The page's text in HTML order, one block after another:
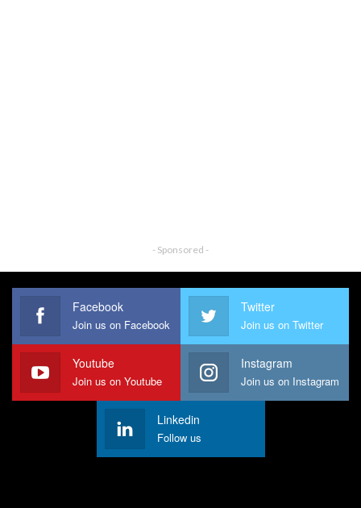
- Sponsored -
Facebook
Join us on Facebook
Twitter
Join us on Twitter
Youtube
Join us on Youtube
Instagram
Join us on Instagram
Linkedin
Follow us